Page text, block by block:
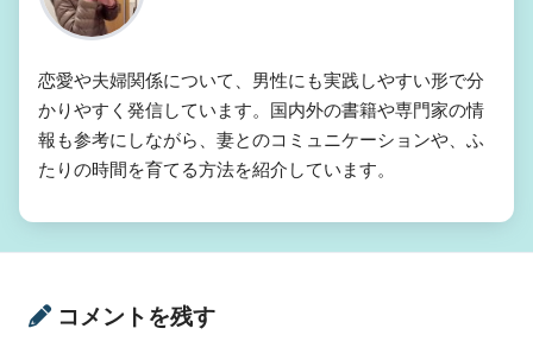
恋愛や夫婦関係について、男性にも実践しやすい形で分
かりやすく発信しています。国内外の書籍や専門家の情
報も参考にしながら、妻とのコミュニケーションや、ふ
たりの時間を育てる方法を紹介しています。
コメントを残す